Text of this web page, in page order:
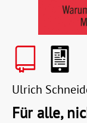
Ulrich
Für alle,